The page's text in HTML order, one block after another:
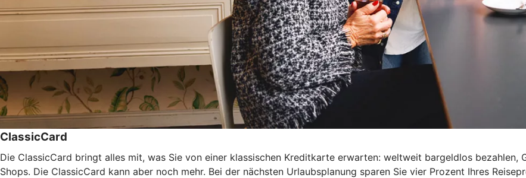
ClassicCard
Die ClassicCard bringt alles mit, was Sie von einer klassischen Kreditkarte erwarten: weltweit bargeldlos bezahlen,
Shops. Die ClassicCard kann aber noch mehr. Bei der nächsten Urlaubsplanung sparen Sie vier Prozent Ihres